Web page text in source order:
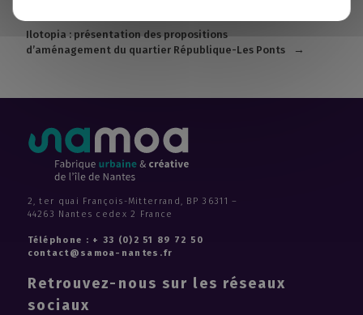
Ilotopia : présentation des propositions
d’aménagement du quartier République-Les Ponts
2, ter quai François-Mitterrand, BP 36311 –
44263 Nantes cedex 2 France
Téléphone : + 33 (0)2 51 89 72 50
contact@samoa-nantes.fr
Retrouvez-nous sur les réseaux
sociaux